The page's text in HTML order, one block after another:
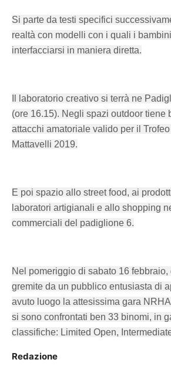
Si parte da testi specifici
realtà con modelli con i quali i
interfacciarsi in maniera diretta.
Il laboratorio creativo si terrà ne
(ore 16.15). Negli spazi outdoor tiene
attacchi amatoriale valido per il
Mattavelli 2019.
E poi spazio allo street food, ai
laboratori artigianali e allo shopping
commerciali del padiglione 6.
Nel pomeriggio di sabato 16
gremite da un pubblico entusiasta di
avuto luogo la attesissima gara
si sono confrontati ben 33 binomi, in
classifiche: Limited Open,
Redazione